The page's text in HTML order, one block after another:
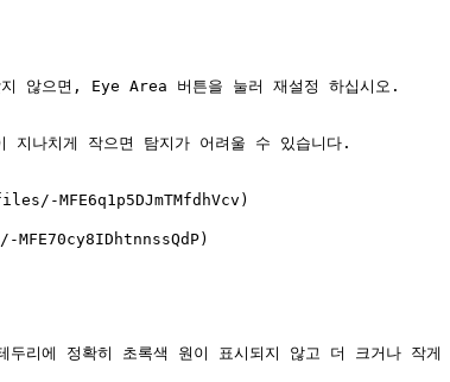
않으면, Eye Area 버튼을 눌러 재설정 하십시오.
지나치게 작으면 탐지가 어려울 수 있습니다.
MFE6q1p5DJmTMfdhVcv)
리에 정확히 초록색 원이 표시되지 않고 더 크거나 작